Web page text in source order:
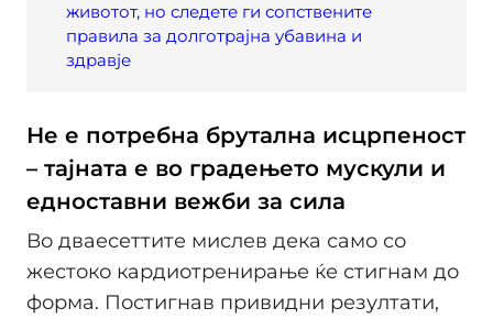
животот, но следете ги сопствените
правила за долготрајна убавина и
здравје
Не е потребна брутална исцрпеност
– тајната е во градењето мускули и
едноставни вежби за сила
Во дваесеттите мислев дека само со
жестоко кардиотренирање ќе стигнам до
форма. Постигнав привидни резултати,